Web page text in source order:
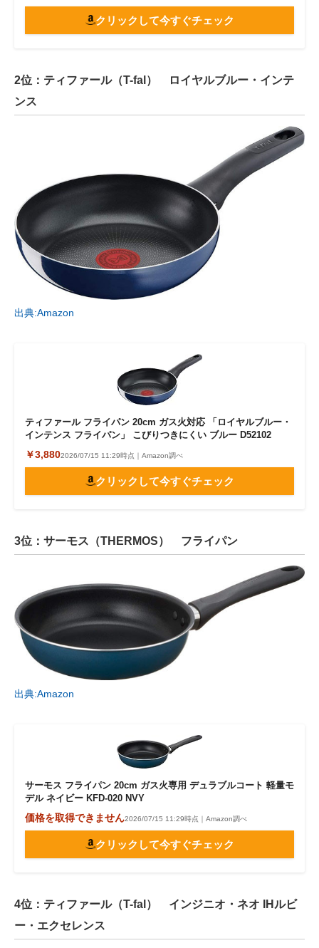
クリックして今すぐチェック
2位：ティファール（T-fal） ロイヤルブルー・インテ
ンス
出典:Amazon
ティファール フライパン 20cm ガス火対応 「ロイヤルブルー・
インテンス フライパン」 こびりつきにくい ブルー D52102
￥3,8802026/07/15 11:29時点｜Amazon調べ
クリックして今すぐチェック
3位：サーモス（THERMOS） フライパン
出典:Amazon
サーモス フライパン 20cm ガス火専用 デュラブルコート 軽量モ
デル ネイビー KFD-020 NVY
価格を取得できません2026/07/15 11:29時点｜Amazon調べ
クリックして今すぐチェック
4位：ティファール（T-fal） インジニオ・ネオ IHルビ
ー・エクセレンス